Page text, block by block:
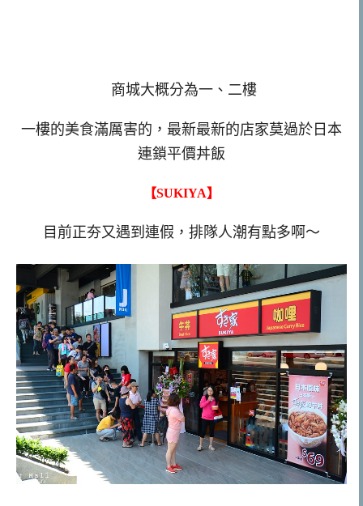
商城大概分為一、二樓
一樓的美食滿厲害的，最新最新的店家莫過於日本
連鎖平價丼飯
【SUKIYA】
目前正夯又遇到連假，排隊人潮有點多啊～